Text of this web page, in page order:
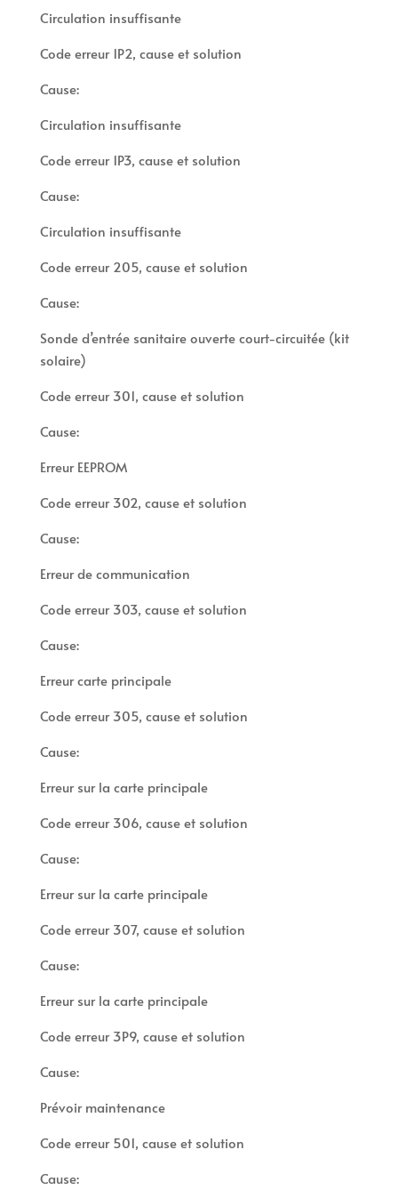
Circulation insuffisante
Code erreur 1P2, cause et solution
Cause:
Circulation insuffisante
Code erreur 1P3, cause et solution
Cause:
Circulation insuffisante
Code erreur 205, cause et solution
Cause:
Sonde d’entrée sanitaire ouverte court-circuitée (kit
solaire)
Code erreur 301, cause et solution
Cause:
Erreur EEPROM
Code erreur 302, cause et solution
Cause:
Erreur de communication
Code erreur 303, cause et solution
Cause:
Erreur carte principale
Code erreur 305, cause et solution
Cause:
Erreur sur la carte principale
Code erreur 306, cause et solution
Cause:
Erreur sur la carte principale
Code erreur 307, cause et solution
Cause:
Erreur sur la carte principale
Code erreur 3P9, cause et solution
Cause:
Prévoir maintenance
Code erreur 501, cause et solution
Cause: